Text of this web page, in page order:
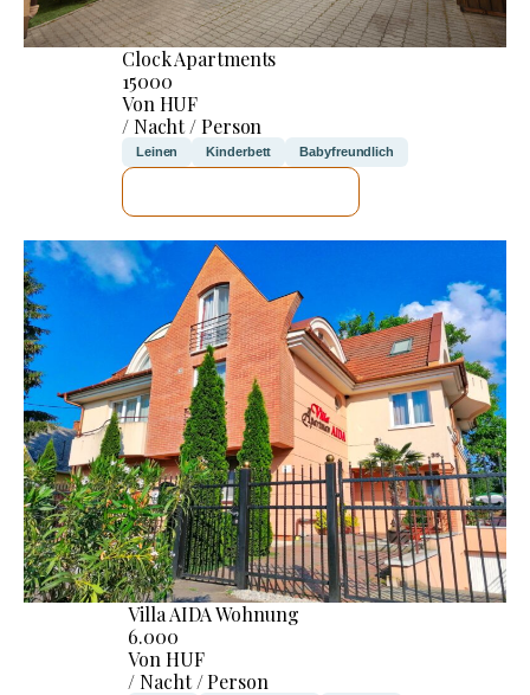
Clock Apartments
15000
Von HUF
/ Nacht / Person
Leinen Kinderbett Babyfreundlich
Villa AIDA Wohnung
6.000
Von HUF
/ Nacht / Person